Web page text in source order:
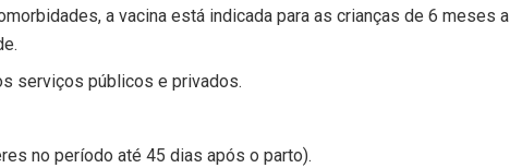
a vacina está indicada para as crianças de 6 meses a
serviços públicos e privados.
no período até 45 dias após o parto).